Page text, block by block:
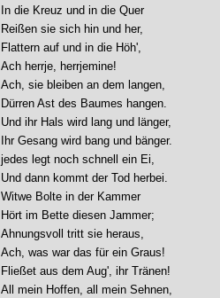
In die Kreuz und in die Quer
Reißen sie sich hin und her,
Flattern auf und in die Höh',
Ach herrje, herrjemine!
Ach, sie bleiben an dem langen,
Dürren Ast des Baumes hangen.
Und ihr Hals wird lang und länger,
Ihr Gesang wird bang und bänger.
jedes legt noch schnell ein Ei,
Und dann kommt der Tod herbei.
Witwe Bolte in der Kammer
Hört im Bette diesen Jammer;
Ahnungsvoll tritt sie heraus,
Ach, was war das für ein Graus!
Fließet aus dem Aug', ihr Tränen!
All mein Hoffen, all mein Sehnen,